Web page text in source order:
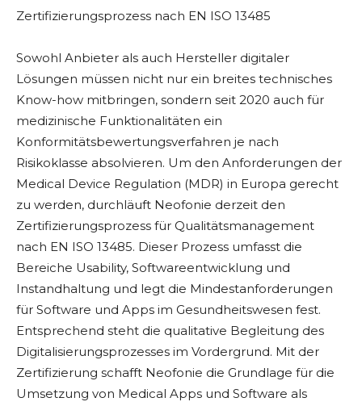
Zertifizierungsprozess nach EN ISO 13485
Sowohl Anbieter als auch Hersteller digitaler
Lösungen müssen nicht nur ein breites technisches
Know-how mitbringen, sondern seit 2020 auch für
medizinische Funktionalitäten ein
Konformitätsbewertungsverfahren je nach
Risikoklasse absolvieren. Um den Anforderungen der
Medical Device Regulation (MDR) in Europa gerecht
zu werden, durchläuft Neofonie derzeit den
Zertifizierungsprozess für Qualitätsmanagement
nach EN ISO 13485. Dieser Prozess umfasst die
Bereiche Usability, Softwareentwicklung und
Instandhaltung und legt die Mindestanforderungen
für Software und Apps im Gesundheitswesen fest.
Entsprechend steht die qualitative Begleitung des
Digitalisierungsprozesses im Vordergrund. Mit der
Zertifizierung schafft Neofonie die Grundlage für die
Umsetzung von Medical Apps und Software als